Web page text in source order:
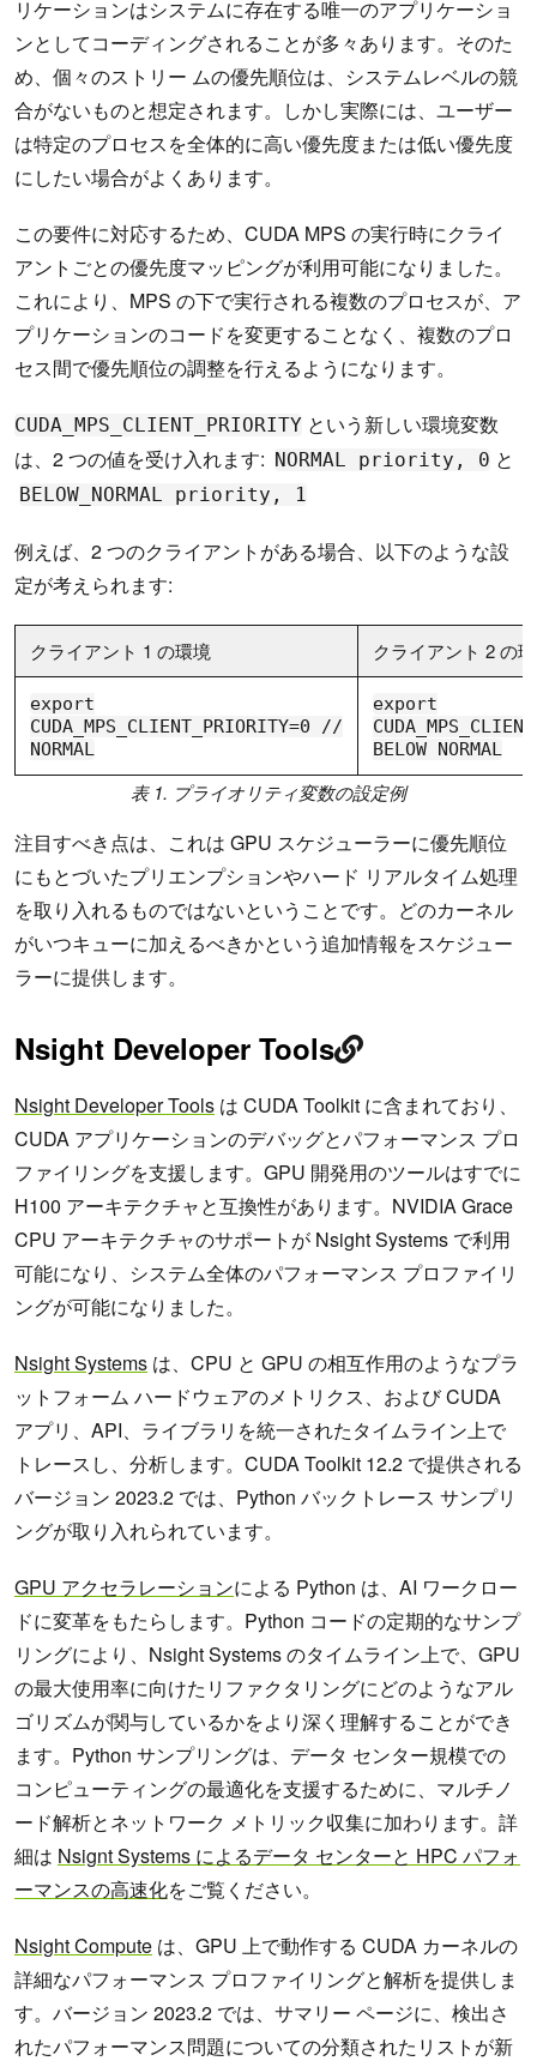
リケーションはシステムに存在する唯一のアプリケーショ
ンとしてコーディングされることが多々あります。そのた
め、個々のストリー ムの優先順位は、システムレベルの競
合がないものと想定されます。しかし実際には、ユーザー
は特定のプロセスを全体的に高い優先度または低い優先度
にしたい場合がよくあります。
この要件に対応するため、CUDA MPS の実行時にクライ
アントごとの優先度マッピングが利用可能になりました。
これにより、MPS の下で実行される複数のプロセスが、ア
プリケーションのコードを変更することなく、複数のプロ
セス間で優先順位の調整を行えるようになります。
CUDA_MPS_CLIENT_PRIORITY という新しい環境変数
は、2 つの値を受け入れます: NORMAL priority, 0 と
BELOW_NORMAL priority, 1
例えば、2 つのクライアントがある場合、以下のような設
定が考えられます:
クライアント 1 の環境 クライアント 2 の
export
CUDA_MPS_CLIENT_PRIORITY=0 //
NORMAL
export
BELOW NORMAL
表 1. プライオリティ変数の設定例
注目すべき点は、これは GPU スケジューラーに優先順位
にもとづいたプリエンプションやハード リアルタイム処理
を取り入れるものではないということです。どのカーネル
がいつキューに加えるべきかという追加情報をスケジュー
ラーに提供します。
Nsight Developer Tools
Nsight Developer Tools は CUDA Toolkit に含まれており、
CUDA アプリケーションのデバッグとパフォーマンス プロ
ファイリングを支援します。GPU 開発用のツールはすでに
H100 アーキテクチャと互換性があります。NVIDIA Grace
CPU アーキテクチャのサポートが Nsight Systems で利用
可能になり、システム全体のパフォーマンス プロファイリ
ングが可能になりました。
Nsight Systems は、CPU と GPU の相互作用のようなプラ
ットフォーム ハードウェアのメトリクス、および CUDA
アプリ、API、ライブラリを統一されたタイムライン上で
トレースし、分析します。CUDA Toolkit 12.2 で提供される
バージョン 2023.2 では、Python バックトレース サンプリ
ングが取り入れられています。
GPU アクセラレーションによる Python は、AI ワークロー
ドに変革をもたらします。Python コードの定期的なサンプ
リングにより、Nsight Systems のタイムライン上で、GPU
の最大使用率に向けたリファクタリングにどのようなアル
ゴリズムが関与しているかをより深く理解することができ
ます。Python サンプリングは、データ センター規模での
コンピューティングの最適化を支援するために、マルチノ
ード解析とネットワーク メトリック収集に加わります。詳
細は Nsignt Systems によるデータ センターと HPC パフォ
ーマンスの高速化をご覧ください。
Nsight Compute は、GPU 上で動作する CUDA カーネルの
詳細なパフォーマンス プロファイリングと解析を提供しま
す。バージョン 2023.2 では、サマリー ページに、検出さ
れたパフォーマンス問題についての分類されたリストが新